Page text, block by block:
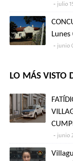
julio
junio
LO MÁS VISTO
junio